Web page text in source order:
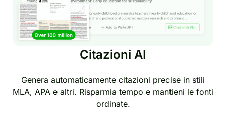
Citazioni AI
Genera automaticamente citazioni precise in stili
MLA, APA e altri. Risparmia tempo e mantieni le fonti
ordinate.